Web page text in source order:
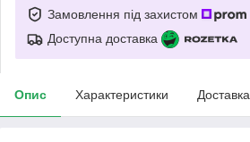
Замовлення під захистом
Доступна доставка
Опис Характеристики Доставка